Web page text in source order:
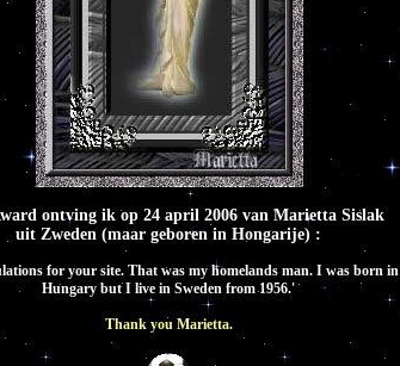
ontving ik op 24 april 2006 van Marietta Sislak
uit Zweden (maar geboren in Hongarije) :
for your site. That was my homelands man. I was born in
Hungary but I live in Sweden from 1956.'
Thank you Marietta.